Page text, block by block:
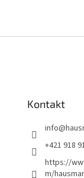
Kontakt
info@
+421 918
https://
m/